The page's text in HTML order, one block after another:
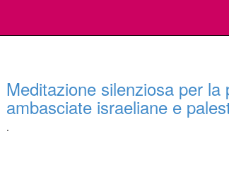
Meditazione silenziosa per la
ambasciate israeliane e
.